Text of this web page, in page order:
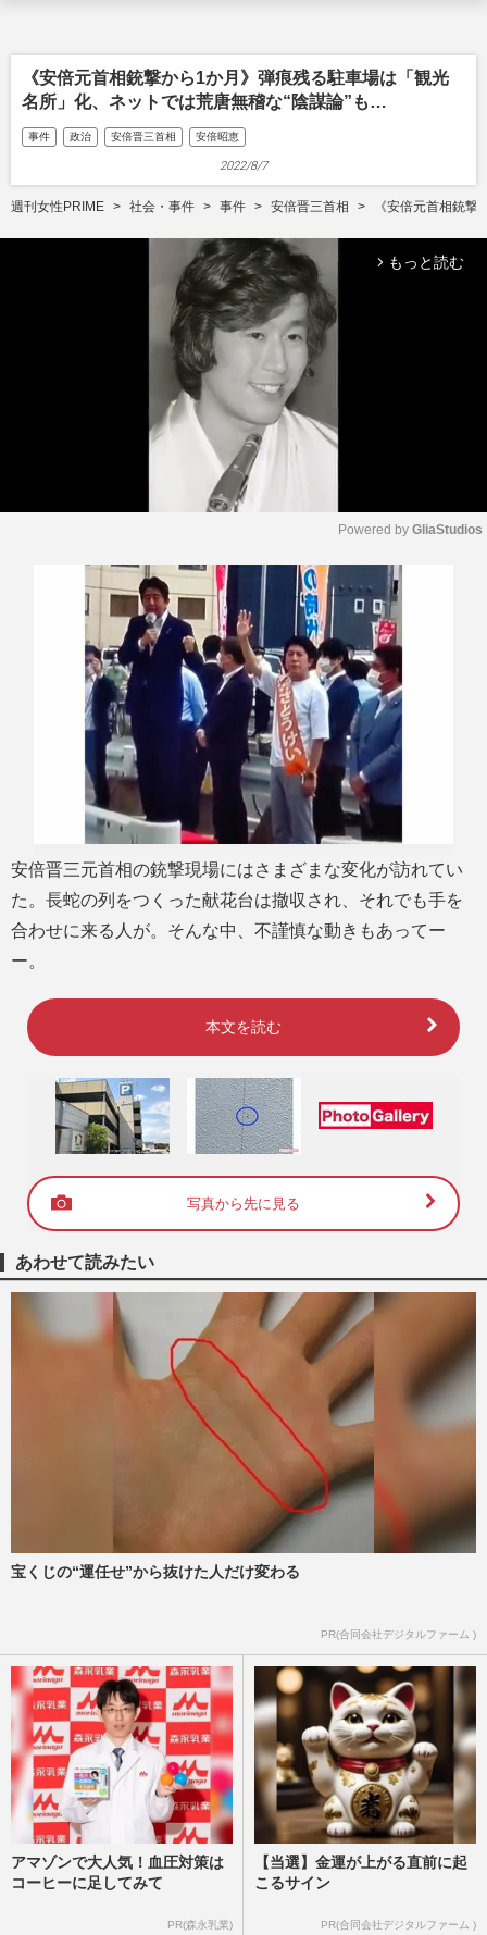
《安倍元首相銃撃から1か月》弾痕残る駐車場は「観光
名所」化、ネットでは荒唐無稽な“陰謀論”も…
事件 政治 安倍晋三首相 安倍昭恵
2022/8/7
週刊女性PRIME 社会・事件 事件 安倍晋三首相 《安倍元首相銃
arrow_forward_ios もっと読む
Powered by GliaStudios
安倍晋三元首相の銃撃現場にはさまざまな変化が訪れてい
た。長蛇の列をつくった献花台は撤収され、それでも手を
合わせに来る人が。そんな中、不謹慎な動きもあってー
ー。
本文を読む
写真から先に見る
あわせて読みたい
宝くじの“運任せ”から抜けた人だけ変わる
PR(合同会社デジタルファーム )
アマゾンで大人気！血圧対策は
コーヒーに足してみて
PR(森永乳業)
【当選】金運が上がる直前に起
こるサイン
PR(合同会社デジタルファーム )